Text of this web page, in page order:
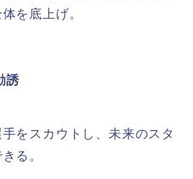
を底上げ。
誘
をスカウトし、未来のスタ
る。